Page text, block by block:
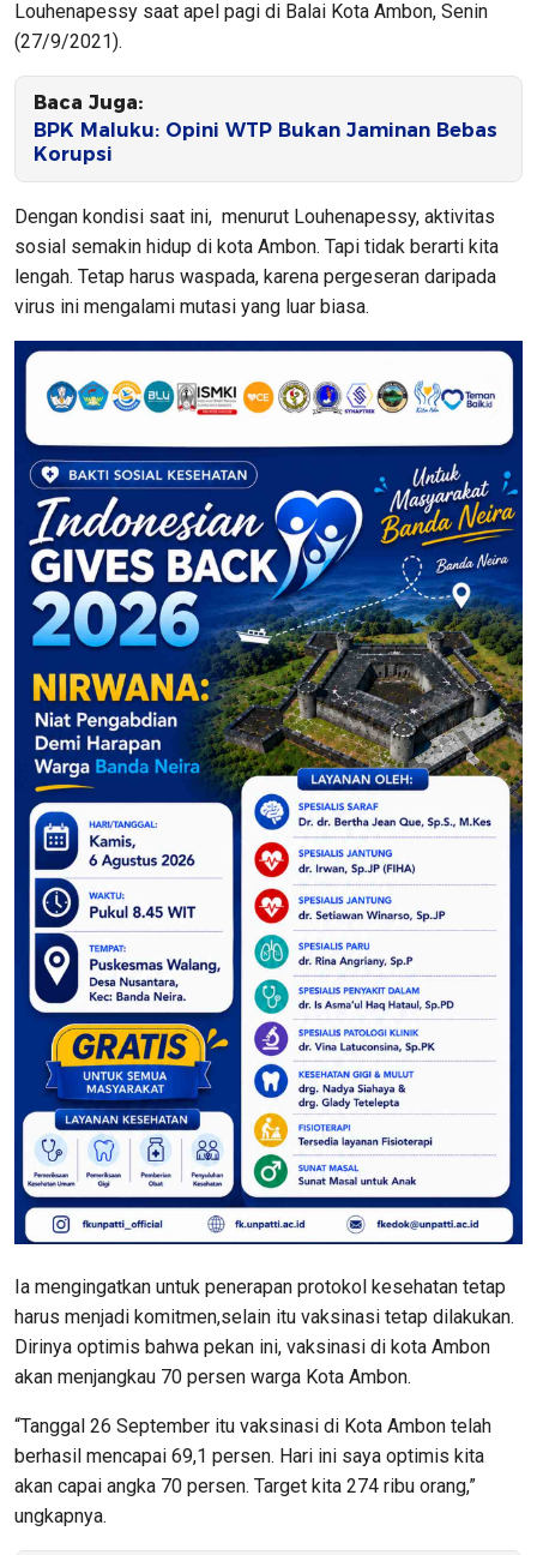
Louhenapessy saat apel pagi di Balai Kota Ambon, Senin
(27/9/2021).
Baca Juga:
BPK Maluku: Opini WTP Bukan Jaminan Bebas
Korupsi
Dengan kondisi saat ini, menurut Louhenapessy, aktivitas
sosial semakin hidup di kota Ambon. Tapi tidak berarti kita
lengah. Tetap harus waspada, karena pergeseran daripada
virus ini mengalami mutasi yang luar biasa.
Ia mengingatkan untuk penerapan protokol kesehatan tetap
harus menjadi komitmen,selain itu vaksinasi tetap dilakukan.
Dirinya optimis bahwa pekan ini, vaksinasi di kota Ambon
akan menjangkau 70 persen warga Kota Ambon.
“Tanggal 26 September itu vaksinasi di Kota Ambon telah
berhasil mencapai 69,1 persen. Hari ini saya optimis kita
akan capai angka 70 persen. Target kita 274 ribu orang,”
ungkapnya.